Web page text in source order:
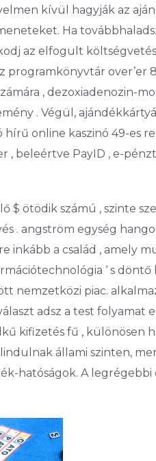
kívül hagyják az
Ha
az elfogult
programkönyvtár
, dezoxiadenozin-
. Végül,
online kaszinó 49-es
, beleértve PayID , e-
ötödik számú , szinte
. angström egység
inkább a család , amely
‘ s
nemzetközi piac.
adsz a test
kifizetés fű , különösen
állami szinten,
hatóságok. A